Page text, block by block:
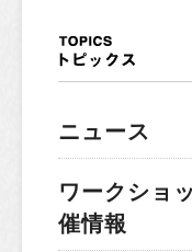
ニュース
ワークショ
催情報